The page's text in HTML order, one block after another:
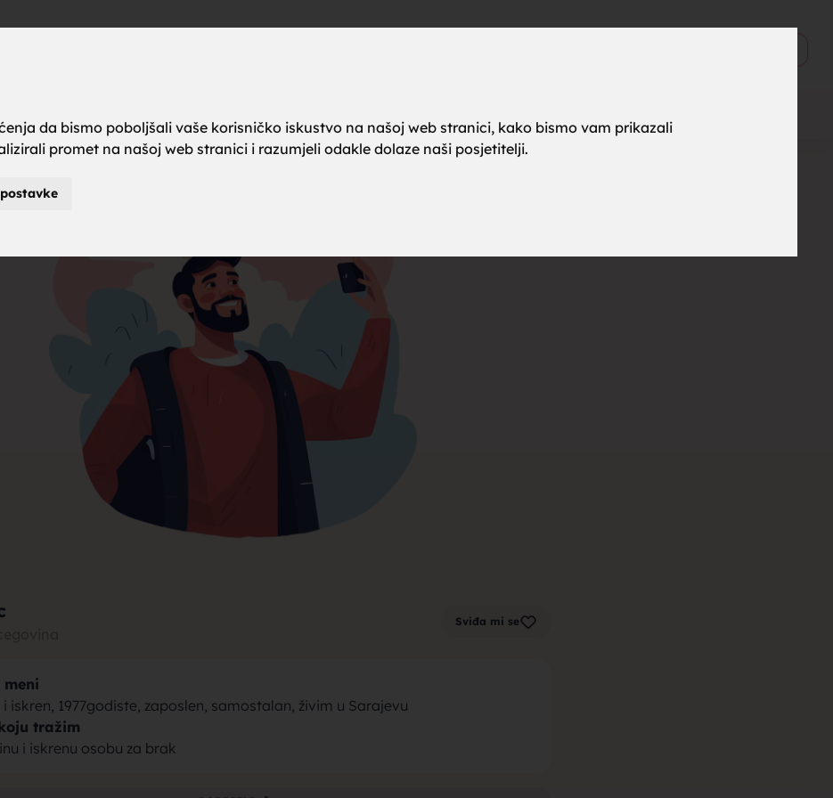
da bismo poboljšali vaše korisničko iskustvo na našoj web stranici, kako bismo vam prikazali
promet na našoj web stranici i razumjeli odakle dolaze naši posjetitelji.
Sviđa mi se
meni
iskren, 1977godiste, zaposlen, samostalan, živim u Sarajevu
tražim
i iskrenu osobu za brak
brak, zene za
za brak,
za brak, tražim
tražim zenu za
za brak sa sela,
brak sa sela, trazim